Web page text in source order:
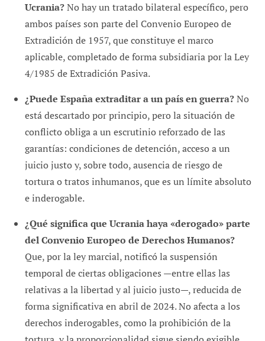
Ucrania?No hay un tratado bilateral específico, pero
ambos países son parte del Convenio Europeo de
Extradición de 1957, que constituye el marco
aplicable, completado de forma subsidiaria por la Ley
4/1985 de Extradición Pasiva.
¿Puede España extraditar a un país en guerra?No
está descartado por principio, pero la situación de
conflicto obliga a un escrutinio reforzado de las
garantías: condiciones de detención, acceso a un
juicio justo y, sobre todo, ausencia de riesgo de
tortura o tratos inhumanos, que es un límite absoluto
e inderogable.
¿Qué significa que Ucrania haya «derogado» parte
del Convenio Europeo de Derechos Humanos?
Que, por la ley marcial, notificó la suspensión
temporal de ciertas obligaciones —entre ellas las
relativas a la libertad y al juicio justo—, reducida de
forma significativa en abril de 2024. No afecta a los
derechos inderogables, como la prohibición de la